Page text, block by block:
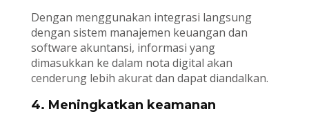
Dengan menggunakan integrasi langsung
dengan sistem manajemen keuangan dan
software akuntansi, informasi yang
dimasukkan ke dalam nota digital akan
cenderung lebih akurat dan dapat diandalkan.
4. Meningkatkan keamanan